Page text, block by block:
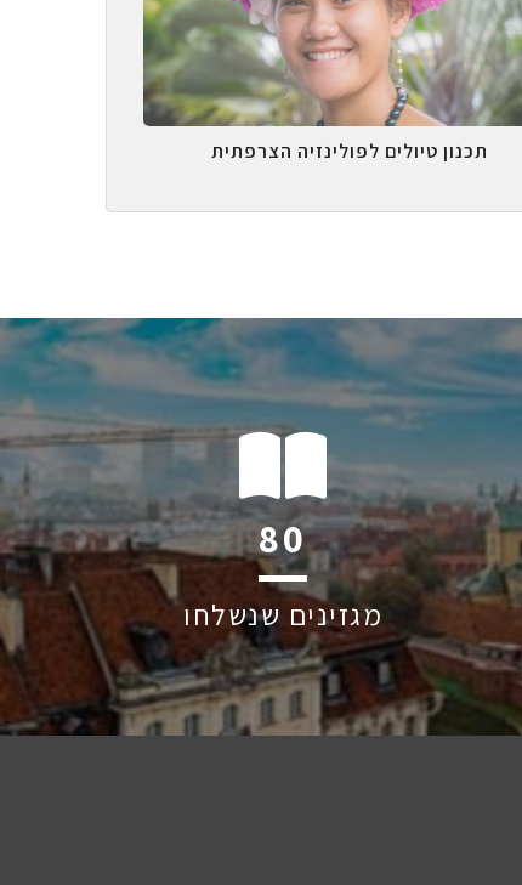
תכנון טיולים לפולינזיה הצרפתית
125
מגזינים שנשלחו